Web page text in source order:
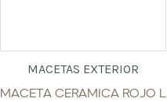
MACETAS EXTERIOR
MACETA CERAMICA ROJO L